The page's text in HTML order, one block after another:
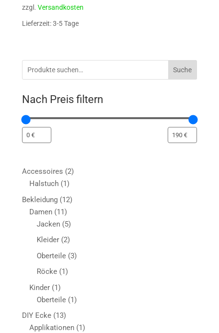
zzgl. Versandkosten
Lieferzeit: 3-5 Tage
Suche
Nach Preis filtern
Accessoires 22
Halstuch 11
Produkt
Bekleidung 1212
Damen 1111
Produkte
Jacken 55
Produkte
Kleider 22
Produkte
Oberteile 33
Röcke 11
Kinder 11
Produkt
Oberteile 11
DIY Ecke 1313
Produkte
Applikationen 11